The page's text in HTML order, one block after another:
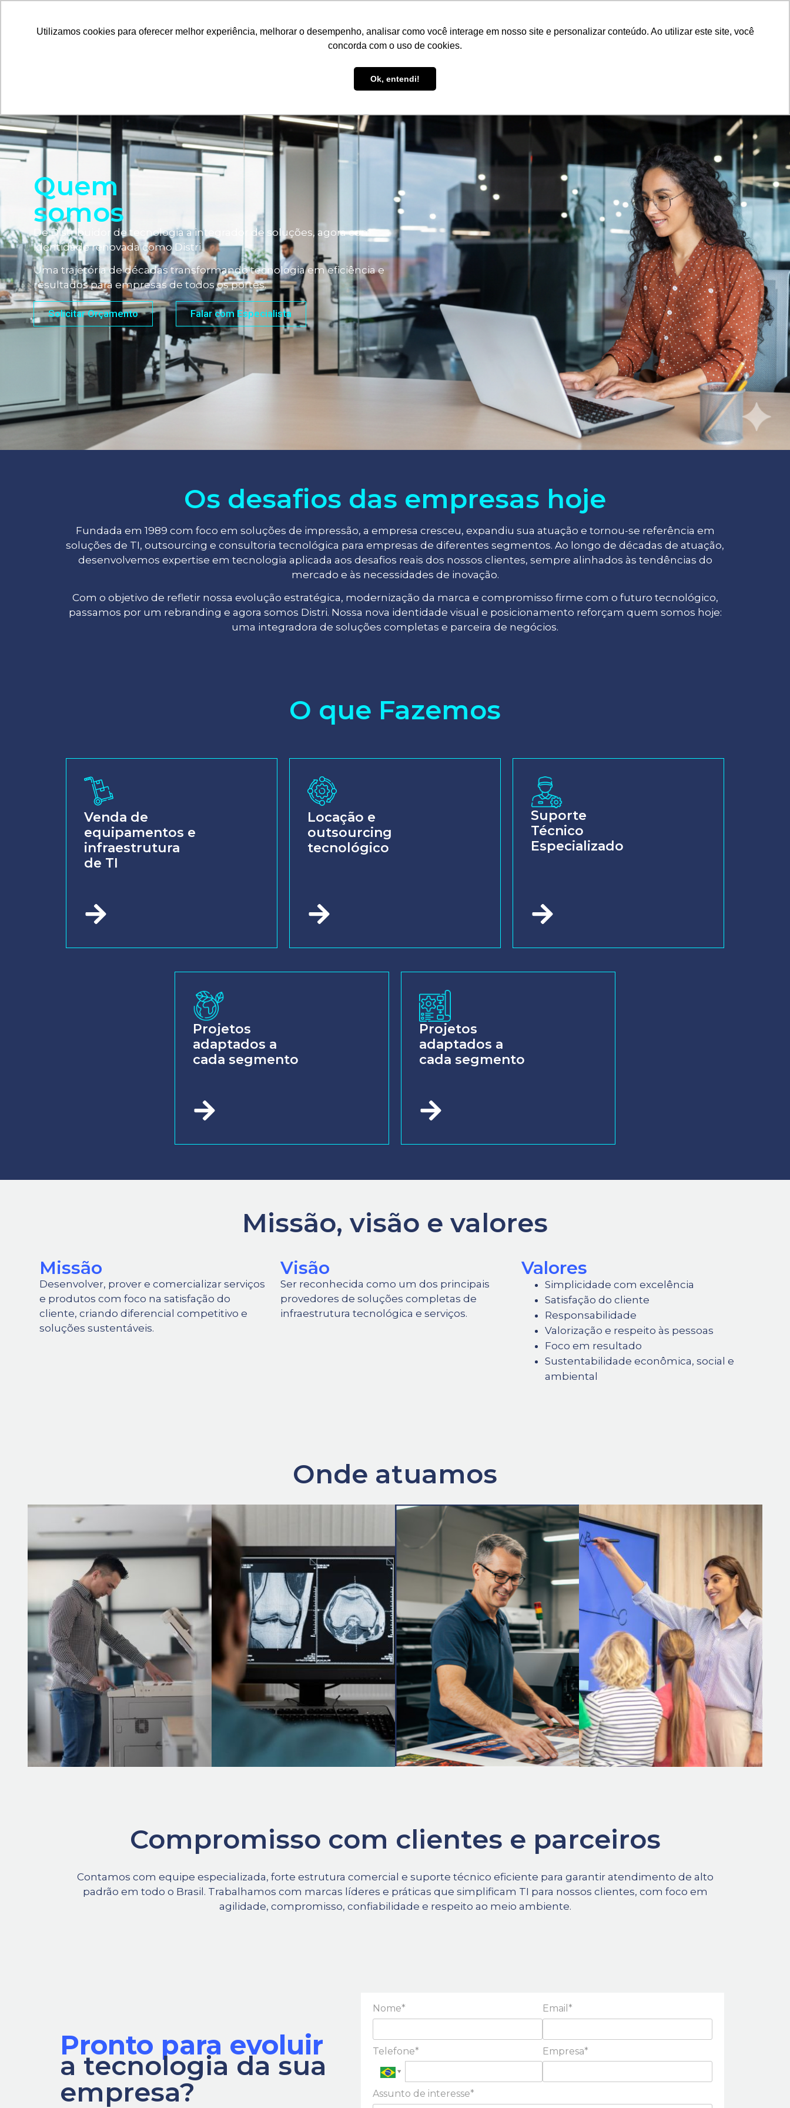
Utilizamos cookies para oferecer melhor experiência, melhorar o desempenho, analisar como você interage em nosso site e personalizar conteúdo. Ao utilizar este site, você
concorda com o uso de cookies.
Ok, entendi!
Quem Somos
Quem
somos
De Distribuidor de tecnologia a integrador de soluções, agora com
identidade renovada como Distri.
Uma trajetória de décadas transformando tecnologia em eficiência e
resultados para empresas de todos os portes.
Solicitar Orçamento Falar com Especialista
Os desafios das empresas hoje
Fundada em 1989 com foco em soluções de impressão, a empresa cresceu, expandiu sua atuação e tornou-se referência em
soluções de TI, outsourcing e consultoria tecnológica para empresas de diferentes segmentos. Ao longo de décadas de atuação,
desenvolvemos expertise em tecnologia aplicada aos desafios reais dos nossos clientes, sempre alinhados às tendências do
mercado e às necessidades de inovação.
Com o objetivo de refletir nossa evolução estratégica, modernização da marca e compromisso firme com o futuro tecnológico,
passamos por um rebranding e agora somos Distri. Nossa nova identidade visual e posicionamento reforçam quem somos hoje:
uma integradora de soluções completas e parceira de negócios.
O que Fazemos
Venda de
equipamentos e
infraestrutura
de TI
Locação e
outsourcing
tecnológico
Suporte
Técnico
Especializado
Projetos
adaptados a
cada segmento
Projetos
adaptados a
cada segmento
Missão, visão e valores
Missão
Desenvolver, prover e comercializar serviços
e produtos com foco na satisfação do
cliente, criando diferencial competitivo e
soluções sustentáveis.
Visão
Ser reconhecida como um dos principais
provedores de soluções completas de
infraestrutura tecnológica e serviços.
Valores
Simplicidade com excelência
Satisfação do cliente
Responsabilidade
Valorização e respeito às pessoas
Foco em resultado
Sustentabilidade econômica, social e
ambiental
Onde atuamos
Saiba Mais Saiba Mais Saiba Mais
Compromisso com clientes e parceiros
Contamos com equipe especializada, forte estrutura comercial e suporte técnico eficiente para garantir atendimento de alto
padrão em todo o Brasil. Trabalhamos com marcas líderes e práticas que simplificam TI para nossos clientes, com foco em
agilidade, compromisso, confiabilidade e respeito ao meio ambiente.
Nome* Email*
Telefone* Empresa*
Assunto de interesse*
Pronto para evoluir
a tecnologia da sua
empresa?